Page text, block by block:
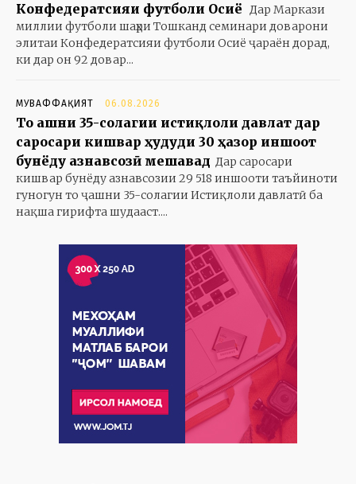
Конфедератсияи футболи Осиё Дар Маркази
миллии футболи шаҳри Тошканд семинари доварони
элитаи Конфедератсияи футболи Осиё ҷараён дорад,
ки дар он 92 довар...
МУВАФФАҚИЯТ 06.08.2026
То ҷашни 35-солагии истиқлоли давлат дар
саросари кишвар ҳудуди 30 ҳазор иншоот
бунёду азнавсозӣ мешавад Дар саросари
кишвар бунёду азнавсозии 29 518 иншооти таъйиноти
гуногун то ҷашни 35-солагии Истиқлоли давлатӣ ба
нақша гирифта шудааст....